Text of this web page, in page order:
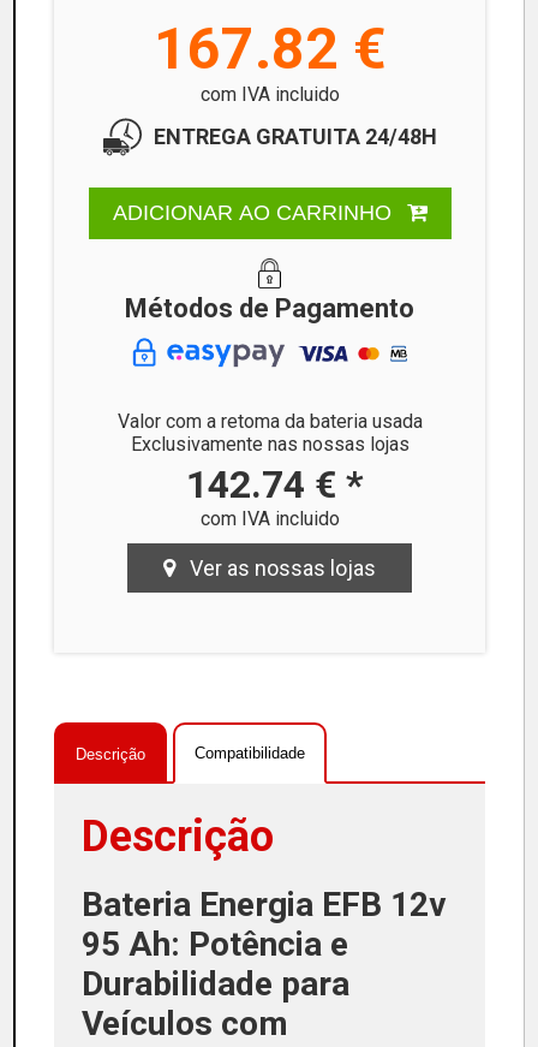
167.82 €
com IVA incluido
ENTREGA GRATUITA 24/48H
ADICIONAR AO CARRINHO
Métodos de Pagamento
Valor com a retoma da bateria usada
Exclusivamente nas nossas lojas
142.74 € *
com IVA incluido
Ver as nossas lojas
Descrição Compatibilidade
Descrição
Bateria Energia EFB 12v
95 Ah: Potência e
Durabilidade para
Veículos com